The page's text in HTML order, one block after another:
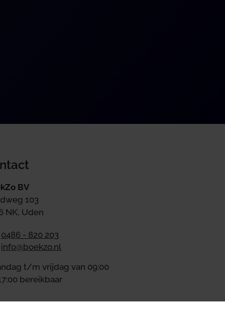
BV
103
NK, Uden
0486 - 820 203
info@boekzo.nl
t/m vrijdag van 09:00
bereikbaar